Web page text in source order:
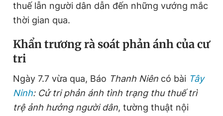
Thông tin tòa soạn
Đọc Thanh Niên trên điện thoại
thuế lẫn người dân dẫn đến những vướng mắc
thời gian qua.
Khẩn trương rà soát phản ánh của cư
tri
Ngày 7.7 vừa qua, Báo Thanh Niên có bài Tây
Ninh: Cử tri phản ánh tình trạng thu thuế trì
trệ ảnh hưởng người dân, tường thuật nội